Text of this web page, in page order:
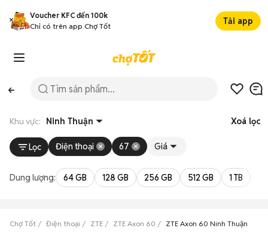
Voucher KFC đến 100k
Chỉ có trên app Chợ Tốt
Tải app
Khu vực: Ninh Thuận Xoá lọc
Lọc Điện thoại 67 Giá
Dung lượng: 64 GB 128 GB 256 GB 512 GB 1 TB
Chợ Tốt Điện thoại ZTE ZTE Axon 60 ZTE Axon 60 Ninh Thuận